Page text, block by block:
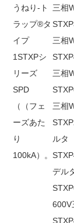
うねり-ト
ラップ®タ
イプ
1STXPシ
リーズ
SPD
（（フェ
ーズあた
り
100kA）。
三相
三相
三相
三相
ルタ
デル
600V